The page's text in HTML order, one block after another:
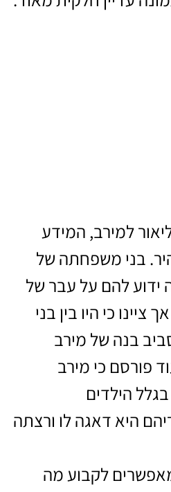
למירב, המידע
בני משפחתה של
ידוע להם על עבר של
ציינו כי היו בין בני
בנה של מירב
פורסם כי מירב
הילדים
היא דאגה לו ורצתה
לקבוע מה